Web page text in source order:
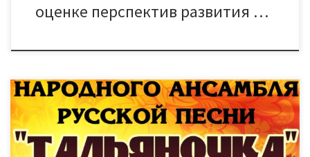
оценке перспектив развития …
2 декабря Лауреат престижных международных и
всероссийских конкурсов — Народный ансамбль русской песни
«Тальяночка» (руководитель М. Архипова) приглашает